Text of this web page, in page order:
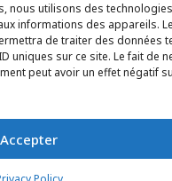
nous utilisons des
informations des appareils.
de traiter des données
uniques sur ce site. Le fait de
peut avoir un effet négatif
Accepter